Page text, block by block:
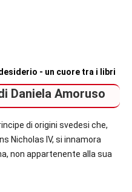
Daniela Amoruso
di origini svedesi che,
Nicholas IV, si innamora
non appartenente alla sua